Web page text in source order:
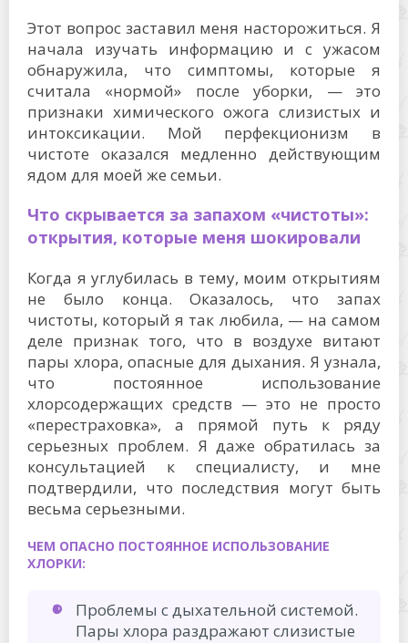
Этот вопрос заставил меня насторожиться. Я
начала изучать информацию и с ужасом
обнаружила, что симптомы, которые я
считала «нормой» после уборки, — это
признаки химического ожога слизистых и
интоксикации. Мой перфекционизм в
чистоте оказался медленно действующим
ядом для моей же семьи.
Что скрывается за запахом «чистоты»:
открытия, которые меня шокировали
Когда я углубилась в тему, моим открытиям
не было конца. Оказалось, что запах
чистоты, который я так любила, — на самом
деле признак того, что в воздухе витают
пары хлора, опасные для дыхания. Я узнала,
что постоянное использование
хлорсодержащих средств — это не просто
«перестраховка», а прямой путь к ряду
серьезных проблем. Я даже обратилась за
консультацией к специалисту, и мне
подтвердили, что последствия могут быть
весьма серьезными.
ЧЕМ ОПАСНО ПОСТОЯННОЕ ИСПОЛЬЗОВАНИЕ
ХЛОРКИ:
Проблемы с дыхательной системой.
Пары хлора раздражают слизистые